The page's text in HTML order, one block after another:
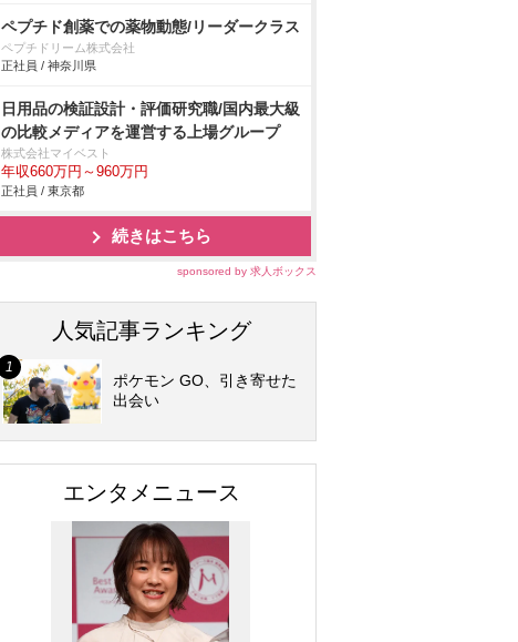
ペプチド創薬での薬物動態/リーダークラス
ペプチドリーム株式会社
正社員 / 神奈川県
日用品の検証設計・評価研究職/国内最大級
の比較メディアを運営する上場グループ
株式会社マイベスト
年収660万円～960万円
正社員 / 東京都
続きはこちら
sponsored by 求人ボックス
人気記事ランキング
ポケモン GO、引き寄せた
出会い
エンタメニュース